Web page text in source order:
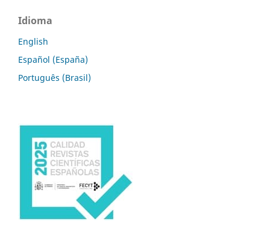
Idioma
English
Español (España)
Português (Brasil)